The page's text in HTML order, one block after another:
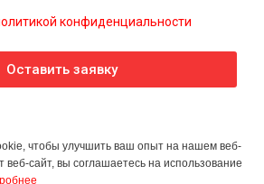
конфиденциальности
Оставить заявку
чтобы улучшить ваш опыт на нашем веб-
веб-сайт, вы соглашаетесь на использование